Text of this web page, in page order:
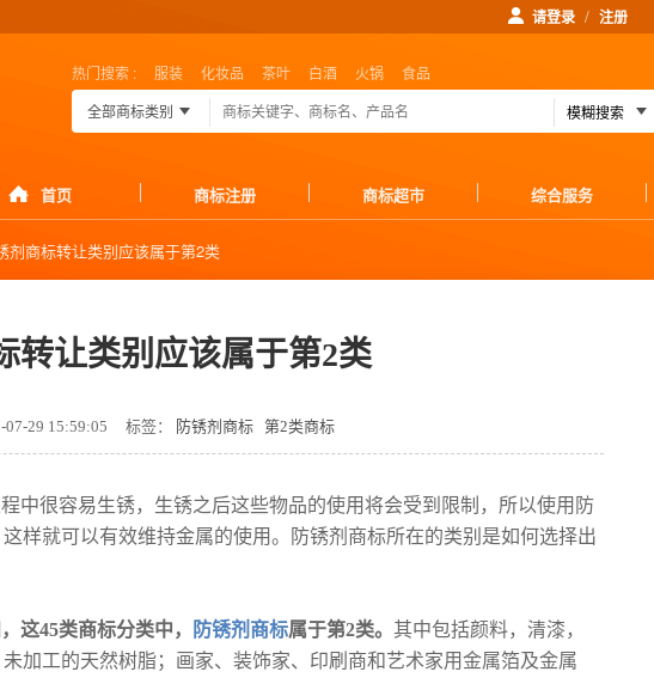
请登录 / 注册
热门搜索 : 服装 化妆品 茶叶 白酒 火锅
食品
全部商标类别
首页 商标注册 商标超市 综合服务
剂商标转让类别应该属于第2类
转让类别应该属于第2类
07-29 15:59:05 标签： 防锈剂商标 第2类商标
中很容易生锈，生锈之后这些物品的使用将会受到限制，所以使用防
样就可以有效维持金属的使用。防锈剂商标所在的类别是如何选择出
这45类商标分类中， 防锈剂商标属于第2类。 其中包括颜料，清漆，
加工的天然树脂；画家、装饰家、印刷商和艺术家用金属箔及金属